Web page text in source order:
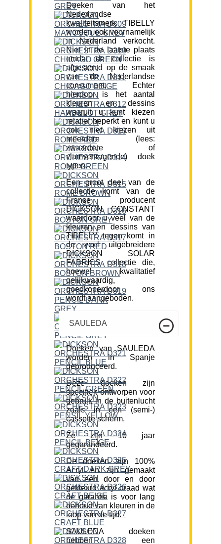
Doeken van het
Nederlandse
kwaliteitsmerk TIBELLY
worden ook voornamelijk
in Nederland verkocht.
Niet in de laatste plaats
omdat de collectie is
afgestemd op de smaak
van de Nederlandse
consument. Echter
hierdoor is het aantal
kleuren en dessins
waaruit u kunt kiezen
relatief beperkt en kunt u
ook niet kiezen uit
meerdere (lees:
zwaardere of
vlamvertragende) doek
typen.
Een groot deel van de
collectie komt van de
Franse producent
DICKSON CONSTANT
waardoor u veel van de
kleuren en dessins van
TIBELLY tegen komt in
de veel uitgebreidere
DICKSON SOLAR
FABRICS collectie die,
hoewel kwalitatief
gelijkwaardig,
goedkoperdoor ons
wordt aangeboden.
SAULEDA
Doeken van SAULEDA
worden in Spanje
geproduceerd.
Deze doeken zijn
specifiek ontworpen voor
gebruik in de buitenlucht
zoals in een (semi-)
cassette scherm.
Ze zijn 10 jaar
gegarandeerd.
De doeken zijn 100%
Acryl en zijn gemaakt
van een door en door
gekleurd acryl draad wat
de garantie is voor lang
behoud van kleuren in de
loop van de tijd.
SAULEDA doeken
hebben een